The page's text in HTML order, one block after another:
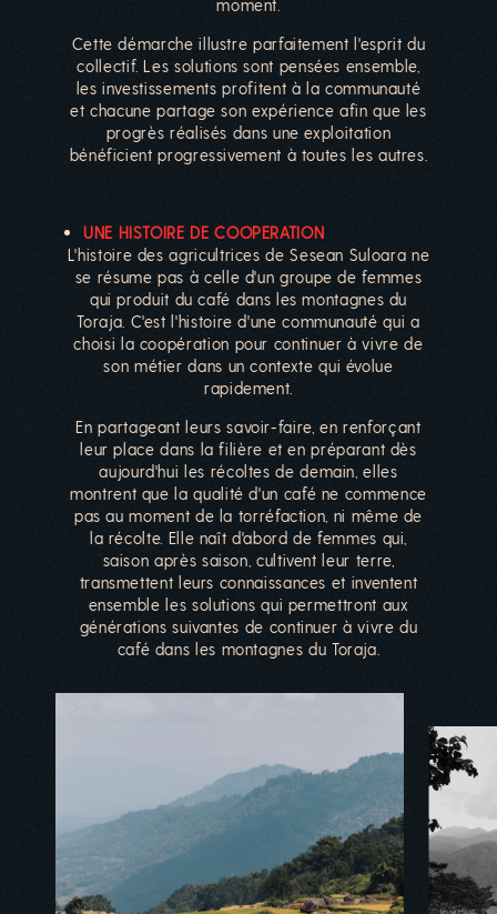
moment.
Cette démarche illustre parfaitement l'esprit du
collectif. Les solutions sont pensées ensemble,
les investissements profitent à la communauté
et chacune partage son expérience afin que les
progrès réalisés dans une exploitation
bénéficient progressivement à toutes les autres.
UNE HISTOIRE DE COOPERATION
L'histoire des agricultrices de Sesean Suloara ne
se résume pas à celle d'un groupe de femmes
qui produit du café dans les montagnes du
Toraja. C'est l'histoire d'une communauté qui a
choisi la coopération pour continuer à vivre de
son métier dans un contexte qui évolue
rapidement.
En partageant leurs savoir-faire, en renforçant
leur place dans la filière et en préparant dès
aujourd'hui les récoltes de demain, elles
montrent que la qualité d'un café ne commence
pas au moment de la torréfaction, ni même de
la récolte. Elle naît d'abord de femmes qui,
saison après saison, cultivent leur terre,
transmettent leurs connaissances et inventent
ensemble les solutions qui permettront aux
générations suivantes de continuer à vivre du
café dans les montagnes du Toraja.